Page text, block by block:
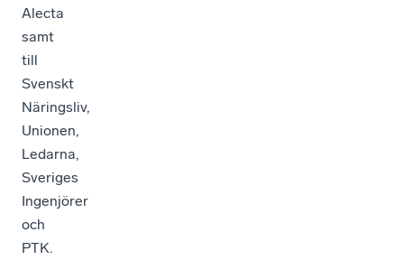
Alecta
samt
till
Svenskt
Näringsliv,
Unionen,
Ledarna,
Sveriges
Ingenjörer
och
PTK.